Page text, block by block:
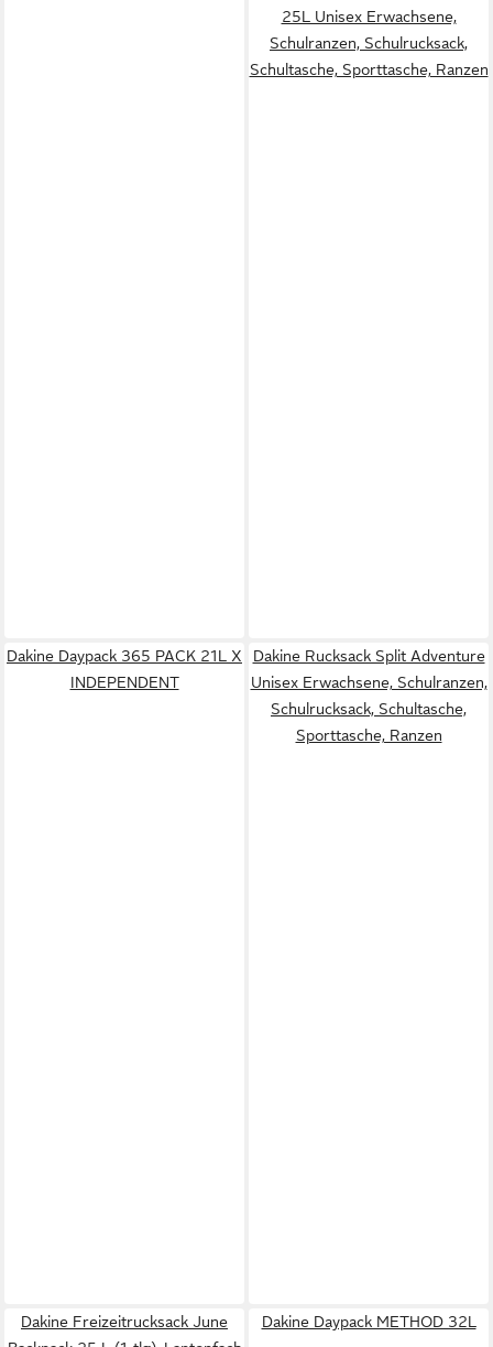
25L Unisex Erwachsene,
Schulranzen, Schulrucksack,
Schultasche, Sporttasche, Ranzen
Dakine Daypack 365 PACK 21L X
INDEPENDENT
Dakine Rucksack Split Adventure
Unisex Erwachsene, Schulranzen,
Schulrucksack, Schultasche,
Sporttasche, Ranzen
Dakine Freizeitrucksack June
Dakine Daypack METHOD 32L